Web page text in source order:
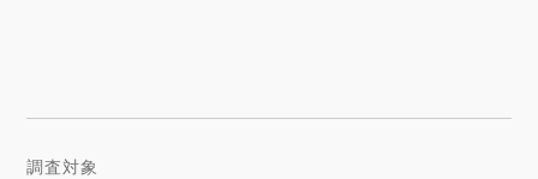
調査対象